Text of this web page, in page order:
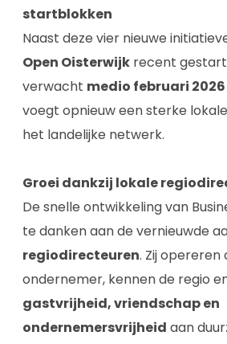
startblokken
Naast deze vier nieuwe
Open Oisterwijk recent
verwacht medio februari 2026
voegt opnieuw een sterke
het landelijke netwerk.
Groei dankzij lokale
De snelle ontwikkeling van
te danken aan de vernieuwde
regiodirecteuren. Zij opereren
ondernemer, kennen de regio
gastvrijheid, vriendschap en
ondernemersvrijheid aan